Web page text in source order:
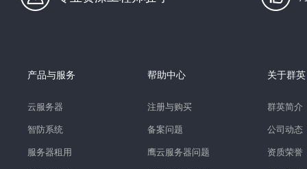
产品与服务
云服务器
智防系统
服务器租用
帮助中心
注册与购买
备案问题
鹰云服务器问题
关于群英
群英简介
公司动态
资质荣誉